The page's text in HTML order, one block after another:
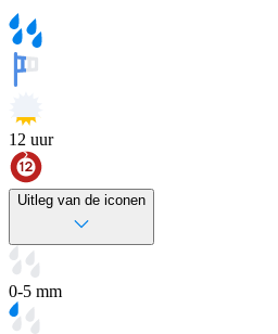
12 uur
Uitleg van de iconen
0-5 mm